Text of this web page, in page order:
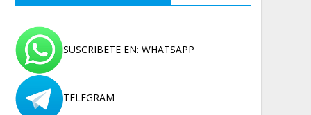
SUSCRIBETE EN: WHATSAPP
TELEGRAM